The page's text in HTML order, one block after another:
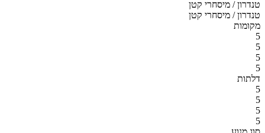
טנדרון / מיסחרי קטן
טנדרון / מיסחרי קטן
מקומות
5
5
5
5
דלתות
5
5
5
5